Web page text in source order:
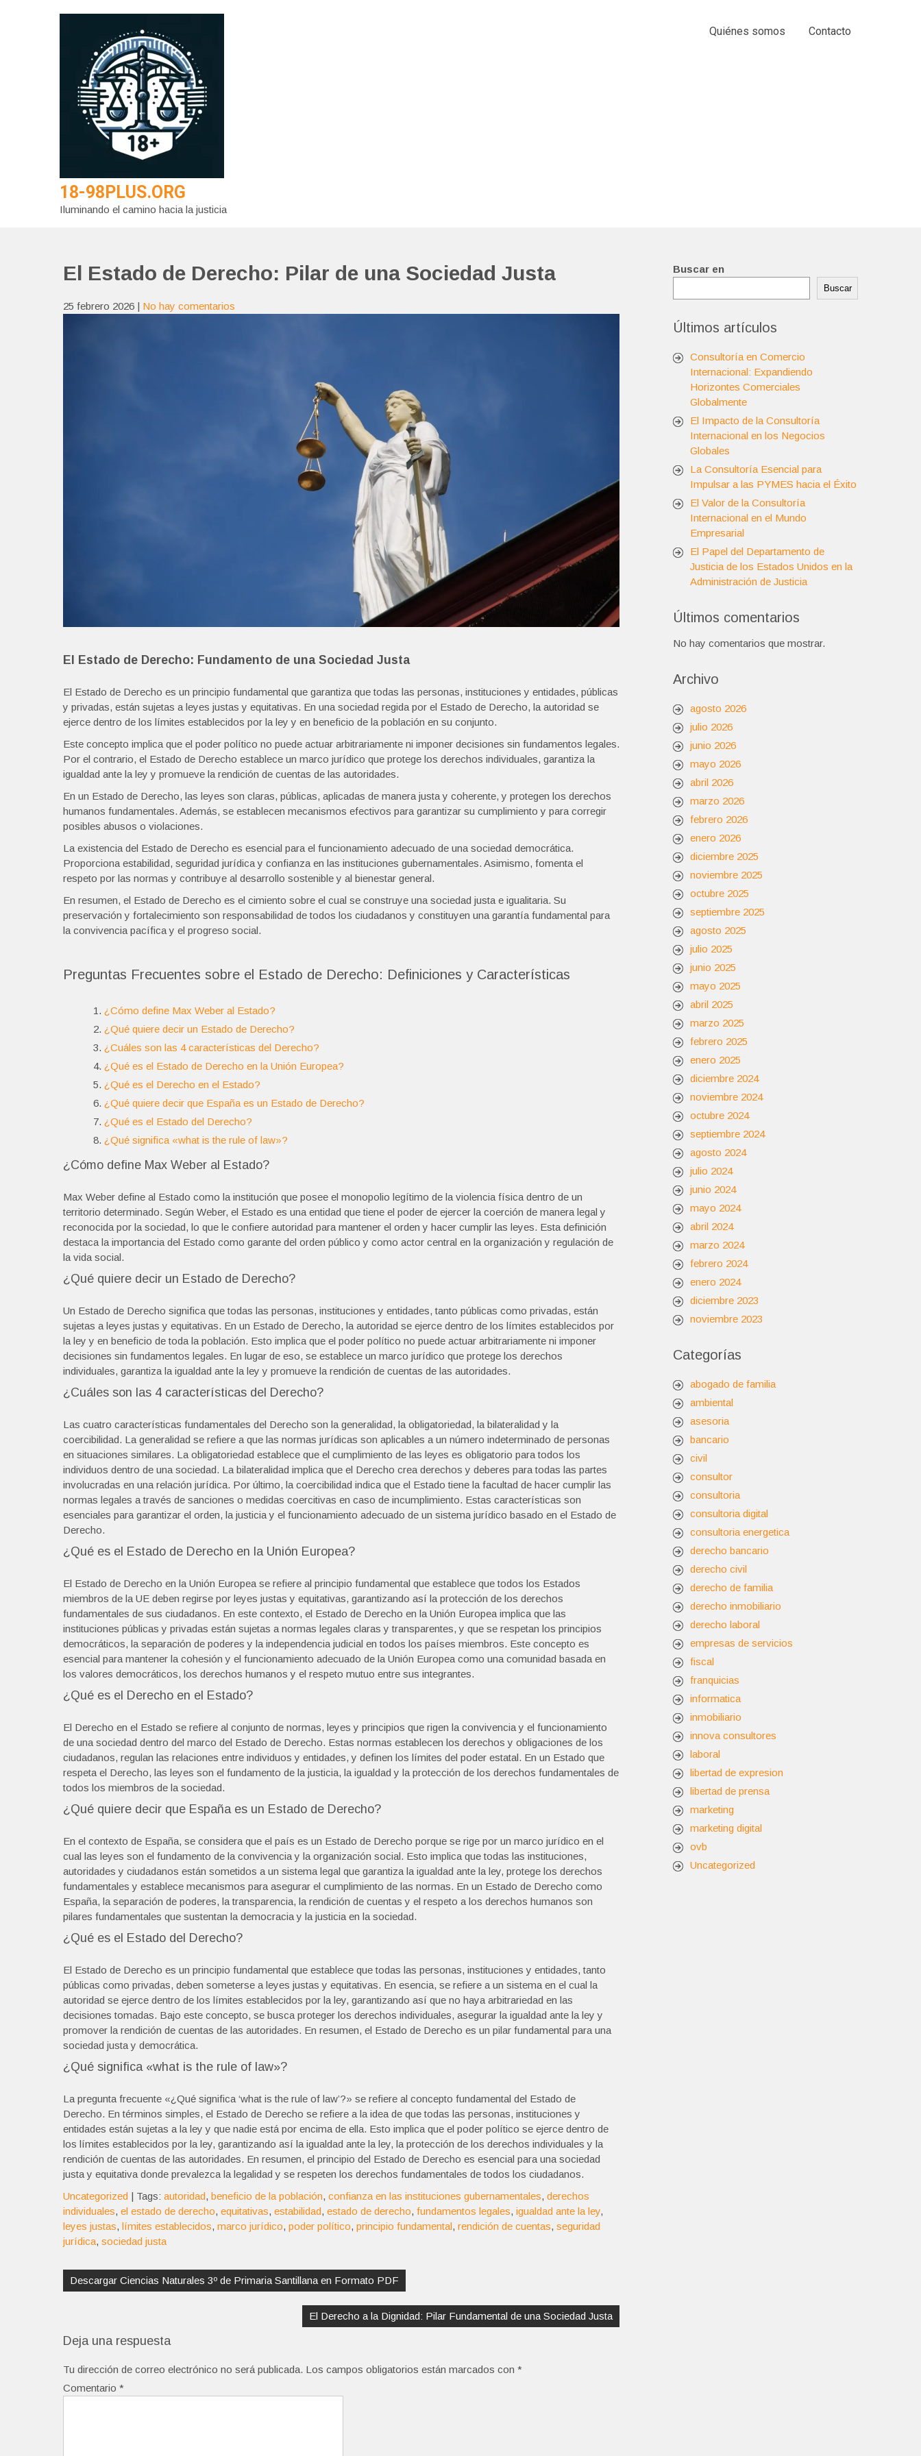
18-98PLUS.ORG
Iluminando el camino hacia la justicia
Quiénes somos Contacto
El Estado de Derecho: Pilar de una Sociedad Justa
25 febrero 2026 | No hay comentarios
El Estado de Derecho: Fundamento de una Sociedad Justa
El Estado de Derecho es un principio fundamental que garantiza que todas las personas, instituciones y entidades, públicas
y privadas, están sujetas a leyes justas y equitativas. En una sociedad regida por el Estado de Derecho, la autoridad se
ejerce dentro de los límites establecidos por la ley y en beneficio de la población en su conjunto.
Este concepto implica que el poder político no puede actuar arbitrariamente ni imponer decisiones sin fundamentos legales.
Por el contrario, el Estado de Derecho establece un marco jurídico que protege los derechos individuales, garantiza la
igualdad ante la ley y promueve la rendición de cuentas de las autoridades.
En un Estado de Derecho, las leyes son claras, públicas, aplicadas de manera justa y coherente, y protegen los derechos
humanos fundamentales. Además, se establecen mecanismos efectivos para garantizar su cumplimiento y para corregir
posibles abusos o violaciones.
La existencia del Estado de Derecho es esencial para el funcionamiento adecuado de una sociedad democrática.
Proporciona estabilidad, seguridad jurídica y confianza en las instituciones gubernamentales. Asimismo, fomenta el
respeto por las normas y contribuye al desarrollo sostenible y al bienestar general.
En resumen, el Estado de Derecho es el cimiento sobre el cual se construye una sociedad justa e igualitaria. Su
preservación y fortalecimiento son responsabilidad de todos los ciudadanos y constituyen una garantía fundamental para
la convivencia pacífica y el progreso social.
Preguntas Frecuentes sobre el Estado de Derecho: Definiciones y Características
¿Cómo define Max Weber al Estado?
¿Qué quiere decir un Estado de Derecho?
¿Cuáles son las 4 características del Derecho?
¿Qué es el Estado de Derecho en la Unión Europea?
¿Qué es el Derecho en el Estado?
¿Qué quiere decir que España es un Estado de Derecho?
¿Qué es el Estado del Derecho?
¿Qué significa «what is the rule of law»?
¿Cómo define Max Weber al Estado?
Max Weber define al Estado como la institución que posee el monopolio legítimo de la violencia física dentro de un
territorio determinado. Según Weber, el Estado es una entidad que tiene el poder de ejercer la coerción de manera legal y
reconocida por la sociedad, lo que le confiere autoridad para mantener el orden y hacer cumplir las leyes. Esta definición
destaca la importancia del Estado como garante del orden público y como actor central en la organización y regulación de
la vida social.
¿Qué quiere decir un Estado de Derecho?
Un Estado de Derecho significa que todas las personas, instituciones y entidades, tanto públicas como privadas, están
sujetas a leyes justas y equitativas. En un Estado de Derecho, la autoridad se ejerce dentro de los límites establecidos por
la ley y en beneficio de toda la población. Esto implica que el poder político no puede actuar arbitrariamente ni imponer
decisiones sin fundamentos legales. En lugar de eso, se establece un marco jurídico que protege los derechos
individuales, garantiza la igualdad ante la ley y promueve la rendición de cuentas de las autoridades.
¿Cuáles son las 4 características del Derecho?
Las cuatro características fundamentales del Derecho son la generalidad, la obligatoriedad, la bilateralidad y la
coercibilidad. La generalidad se refiere a que las normas jurídicas son aplicables a un número indeterminado de personas
en situaciones similares. La obligatoriedad establece que el cumplimiento de las leyes es obligatorio para todos los
individuos dentro de una sociedad. La bilateralidad implica que el Derecho crea derechos y deberes para todas las partes
involucradas en una relación jurídica. Por último, la coercibilidad indica que el Estado tiene la facultad de hacer cumplir las
normas legales a través de sanciones o medidas coercitivas en caso de incumplimiento. Estas características son
esenciales para garantizar el orden, la justicia y el funcionamiento adecuado de un sistema jurídico basado en el Estado de
Derecho.
¿Qué es el Estado de Derecho en la Unión Europea?
El Estado de Derecho en la Unión Europea se refiere al principio fundamental que establece que todos los Estados
miembros de la UE deben regirse por leyes justas y equitativas, garantizando así la protección de los derechos
fundamentales de sus ciudadanos. En este contexto, el Estado de Derecho en la Unión Europea implica que las
instituciones públicas y privadas están sujetas a normas legales claras y transparentes, y que se respetan los principios
democráticos, la separación de poderes y la independencia judicial en todos los países miembros. Este concepto es
esencial para mantener la cohesión y el funcionamiento adecuado de la Unión Europea como una comunidad basada en
los valores democráticos, los derechos humanos y el respeto mutuo entre sus integrantes.
¿Qué es el Derecho en el Estado?
El Derecho en el Estado se refiere al conjunto de normas, leyes y principios que rigen la convivencia y el funcionamiento
de una sociedad dentro del marco del Estado de Derecho. Estas normas establecen los derechos y obligaciones de los
ciudadanos, regulan las relaciones entre individuos y entidades, y definen los límites del poder estatal. En un Estado que
respeta el Derecho, las leyes son el fundamento de la justicia, la igualdad y la protección de los derechos fundamentales de
todos los miembros de la sociedad.
¿Qué quiere decir que España es un Estado de Derecho?
En el contexto de España, se considera que el país es un Estado de Derecho porque se rige por un marco jurídico en el
cual las leyes son el fundamento de la convivencia y la organización social. Esto implica que todas las instituciones,
autoridades y ciudadanos están sometidos a un sistema legal que garantiza la igualdad ante la ley, protege los derechos
fundamentales y establece mecanismos para asegurar el cumplimiento de las normas. En un Estado de Derecho como
España, la separación de poderes, la transparencia, la rendición de cuentas y el respeto a los derechos humanos son
pilares fundamentales que sustentan la democracia y la justicia en la sociedad.
¿Qué es el Estado del Derecho?
El Estado de Derecho es un principio fundamental que establece que todas las personas, instituciones y entidades, tanto
públicas como privadas, deben someterse a leyes justas y equitativas. En esencia, se refiere a un sistema en el cual la
autoridad se ejerce dentro de los límites establecidos por la ley, garantizando así que no haya arbitrariedad en las
decisiones tomadas. Bajo este concepto, se busca proteger los derechos individuales, asegurar la igualdad ante la ley y
promover la rendición de cuentas de las autoridades. En resumen, el Estado de Derecho es un pilar fundamental para una
sociedad justa y democrática.
¿Qué significa «what is the rule of law»?
La pregunta frecuente «¿Qué significa ‘what is the rule of law’?» se refiere al concepto fundamental del Estado de
Derecho. En términos simples, el Estado de Derecho se refiere a la idea de que todas las personas, instituciones y
entidades están sujetas a la ley y que nadie está por encima de ella. Esto implica que el poder político se ejerce dentro de
los límites establecidos por la ley, garantizando así la igualdad ante la ley, la protección de los derechos individuales y la
rendición de cuentas de las autoridades. En resumen, el principio del Estado de Derecho es esencial para una sociedad
justa y equitativa donde prevalezca la legalidad y se respeten los derechos fundamentales de todos los ciudadanos.
Uncategorized | Tags: autoridad, beneficio de la población, confianza en las instituciones gubernamentales, derechos
individuales, el estado de derecho, equitativas, estabilidad, estado de derecho, fundamentos legales, igualdad ante la ley,
leyes justas, límites establecidos, marco jurídico, poder político, principio fundamental, rendición de cuentas, seguridad
jurídica, sociedad justa
de
entradas
Descargar Ciencias Naturales 3º de Primaria Santillana en Formato PDF
El Derecho a la Dignidad: Pilar Fundamental de una Sociedad Justa
Deja una respuesta
Tu dirección de correo electrónico no será publicada. Los campos obligatorios están marcados con *
Comentario *
Buscar en
Buscar
Últimos artículos
Consultoría en Comercio
Internacional: Expandiendo
Horizontes Comerciales
Globalmente
El Impacto de la Consultoría
Internacional en los Negocios
Globales
La Consultoría Esencial para
Impulsar a las PYMES hacia el Éxito
El Valor de la Consultoría
Internacional en el Mundo
Empresarial
El Papel del Departamento de
Justicia de los Estados Unidos en la
Administración de Justicia
Últimos comentarios
No hay comentarios que mostrar.
Archivo
agosto 2026
julio 2026
junio 2026
mayo 2026
abril 2026
marzo 2026
febrero 2026
enero 2026
diciembre 2025
noviembre 2025
octubre 2025
septiembre 2025
agosto 2025
julio 2025
junio 2025
mayo 2025
abril 2025
marzo 2025
febrero 2025
enero 2025
diciembre 2024
noviembre 2024
octubre 2024
septiembre 2024
agosto 2024
julio 2024
junio 2024
mayo 2024
abril 2024
marzo 2024
febrero 2024
enero 2024
diciembre 2023
noviembre 2023
Categorías
abogado de familia
ambiental
asesoria
bancario
civil
consultor
consultoria
consultoria digital
consultoria energetica
derecho bancario
derecho civil
derecho de familia
derecho inmobiliario
derecho laboral
empresas de servicios
fiscal
franquicias
informatica
inmobiliario
innova consultores
laboral
libertad de expresion
libertad de prensa
marketing
marketing digital
ovb
Uncategorized